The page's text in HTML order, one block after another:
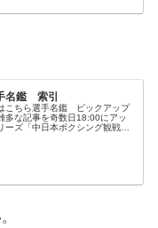
名鑑 索引
こちら選手名鑑 ピックアップ
多な記事を奇数日18:00にアッ
ーズ「中日本ボクシング観戦